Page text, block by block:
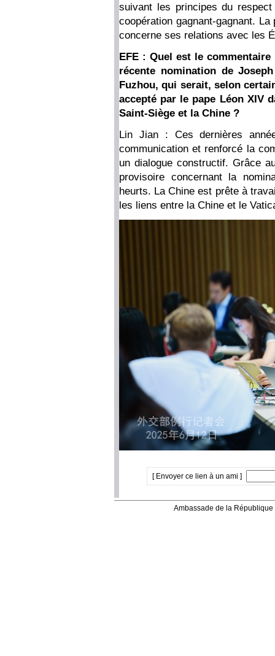
suivant les principes du
coopération gagnant-gagnant.
concerne ses relations avec les
EFE : Quel est le
récente nomination de
Fuzhou, qui serait, selon
accepté par le pape Léon XIV
Saint-Siège et la Chine ?
Lin Jian : Ces dernières
communication et renforcé la
un dialogue constructif. Grâce
provisoire concernant la
heurts. La Chine est prête à
les liens entre la Chine et le
[ Envoyer ce lien à un ami ]
Ambassade de la